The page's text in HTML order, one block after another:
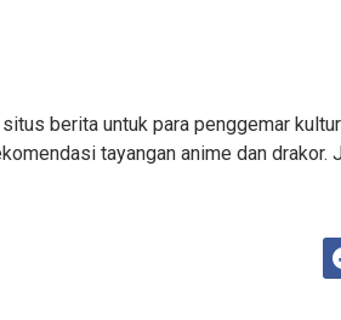
situs berita untuk para penggemar
tayangan anime dan